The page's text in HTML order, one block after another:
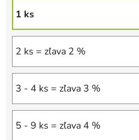
1 ks
2 ks = zľava 2 %
3 - 4 ks = zľava 3 %
5 - 9 ks = zľava 4 %